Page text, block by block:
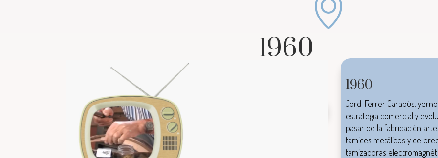
1960
Reproductor
1960
Jordi Ferrer Carabús,
estrategia comercial y
pasar de la fabricación
tamices metálicos y de
tamizadoras